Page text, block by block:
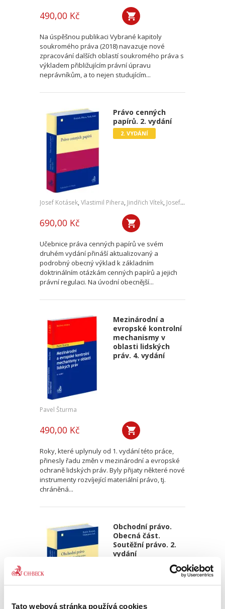
Tato webová stránka používá cookies
490,00 Kč
Na úspěšnou publikaci Vybrané kapitoly
soukromého práva (2018) navazuje nové
zpracování dalších oblastí soukromého práva s
výkladem přibližujícím právní úpravu
neprávníkům, a to nejen studujícím...
Právo cenných
papírů. 2. vydání
2. VYDÁNÍ
Josef Kotásek, Vlastimil Pihera, Jindřich Vítek, Josef Kříž
690,00 Kč
Učebnice práva cenných papírů ve svém
druhém vydání přináší aktualizovaný a
podrobný obecný výklad k základním
doktrinálním otázkám cenných papírů a jejich
právní regulaci. Na úvodní obecnější...
Mezinárodní a
evropské kontrolní
mechanismy v
oblasti lidských
práv. 4. vydání
Pavel Šturma
490,00 Kč
Roky, které uplynuly od 1. vydání této práce,
přinesly řadu změn v mezinárodní a evropské
ochraně lidských práv. Byly přijaty některé nové
instrumenty rozvíjející materiální právo, tj.
chráněná...
Obchodní právo.
Obecná část.
Soutěžní právo. 2.
vydání